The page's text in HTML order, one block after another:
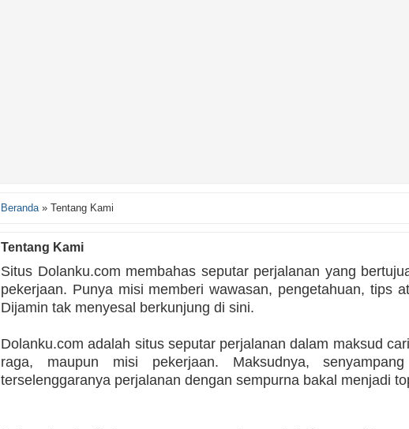
Beranda» Tentang Kami
Tentang Kami
Situs Dolanku.com membahas seputar perjalanan yang
pekerjaan. Punya misi memberi wawasan, pengetahuan, tips
Dijamin tak menyesal berkunjung di sini.
Dolanku.com adalah situs seputar perjalanan dalam maksud
raga, maupun misi pekerjaan. Maksudnya,
terselenggaranya perjalanan dengan sempurna bakal menjadi